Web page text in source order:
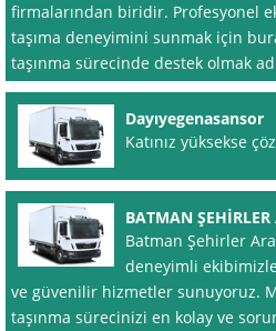
firmalarından biridir. Profesyonel
taşıma deneyimini sunmak için
taşınma sürecinde destek olmak
Dayıyegenasansor
Katınız yüksekse
BATMAN
Batman Şehirler
deneyimli
ve güvenilir hizmetler sunuyoruz.
taşınma sürecinizi en kolay ve